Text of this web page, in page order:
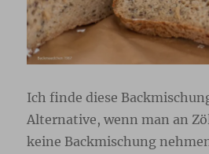
Ich finde diese
Alternative, wenn man an
keine Backmischung